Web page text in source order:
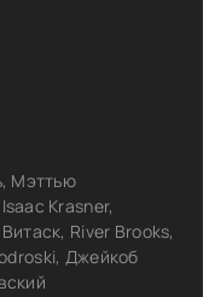
Мэттью
Krasner,
River Brooks,
Джейкоб